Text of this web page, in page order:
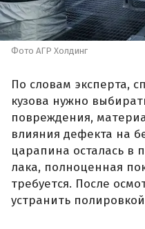
Фото АГР Холдинг
По словам эксперта,
кузова нужно
повреждения,
влияния дефекта на
царапина осталась в
лака, полноценная
требуется. После
устранить